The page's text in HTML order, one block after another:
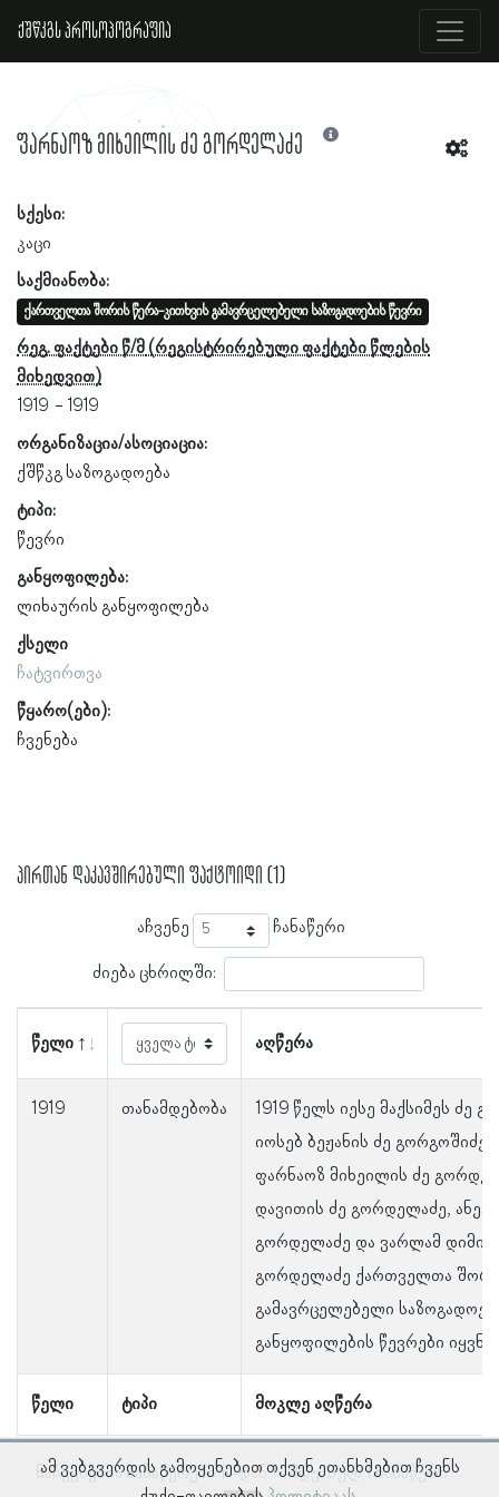
ქშწკგს პროსოპოგრაფია
ფარნაოზ მიხეილის ძე გორდელაძე
სქესი:
კაცი
საქმიანობა:
ქართველთა შორის წერა-კითხვის გამავრცელებელი საზოგადოების წევრი
რეგ. ფაქტები წ/მ
1919
1919
ორგანიზაცია/ასოციაცია:
ქშწკგ საზოგადოება
ტიპი:
წევრი
განყოფილება:
ლიხაურის განყოფილება
ქსელი
ჩატვირთვა
წყარო(ები):
ჩვენება
პირთან დაკავშირებული ფაქტოიდი (1)
აჩვენე ჩანაწერი
ძიება ცხრილში:
წელი აღწერა
წელი ტიპი მოკლე აღწერა
1919 თანამდებობა
1919 წელს იესე მაქსიმეს ძე
იოსებ ბეჟანის ძე გორგოშიძე,
ფარნაოზ მიხეილის ძე
დავითის ძე გორდელაძე,
გორდელაძე და ვარლამ
გორდელაძე ქართველთა
გამავრცელებელი
განყოფილების წევრები
ნაჩვენებია ჩანაწერები 1–დან 1–მდე, სულ 1 ჩანაწერი
ამ ვებგვერდის გამოყენებით თქვენ ეთანხმებით ჩვენს